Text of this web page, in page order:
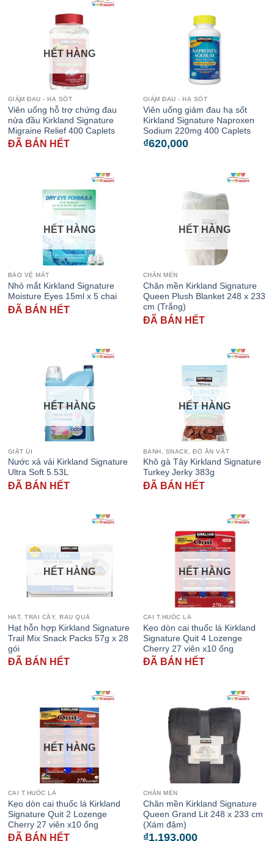
HẾT HÀNG
GIẦ̡M ĐAU - HẠ SỐT
Viên uống hỗ trợ chứng đau
nửa đầu Kirkland Signature
Migraine Relief 400 Caplets
ĐÃ BÁN HẾT
GIẦ̡M ĐAU - HẠ SỐT
Viên uống giảm đau hạ sốt
Kirkland Signature Naproxen
Sodium 220mg 400 Caplets
₫620,000
HẾT HÀNG
BẢO VỆ MẮT
Nhỏ mắt Kirkland Signature
Moisture Eyes 15ml x 5 chai
ĐÃ BÁN HẾT
HẾT HÀNG
CHĂN MỀN
Chăn mền Kirkland Signature
Queen Plush Blanket 248 x 233
cm (Trắng)
ĐÃ BÁN HẾT
HẾT HÀNG
GIẶT ỦI
Nước xả vải Kirkland Signature
Ultra Soft 5.53L
ĐÃ BÁN HẾT
HẾT HÀNG
BÁNH, SNACK, ĐỒ ĂN VẶT
Khô gà Tây Kirkland Signature
Turkey Jerky 383g
ĐÃ BÁN HẾT
HẾT HÀNG
HẠT, TRÁI CÂY, RAU QUẢ
Hạt hỗn hợp Kirkland Signature
Trail Mix Snack Packs 57g x 28
gói
ĐÃ BÁN HẾT
HẾT HÀNG
CAI T.HUỐC LÁ
Kẹo dòn cai thuốc lá Kirkland
Signature Quit 4 Lozenge
Cherry 27 viên x10 ống
ĐÃ BÁN HẾT
HẾT HÀNG
CAI T.HUỐC LÁ
Kẹo dòn cai thuốc lá Kirkland
Signature Quit 2 Lozenge
Cherry 27 viên x10 ống
ĐÃ BÁN HẾT
CHĂN MỀN
Chăn mền Kirkland Signature
Queen Grand Lit 248 x 233 cm
(Xám đậm)
₫1,193,000